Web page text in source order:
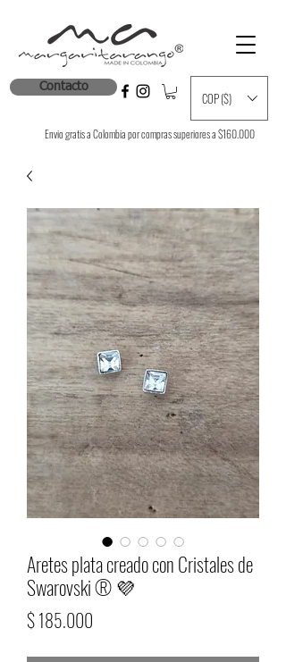
Contacto
COP ($)
Envio gratis a Colombia por compras superiores a $160.000
Aretes plata creado con Cristales de
Swarovski ®️ 💜
$ 185.000